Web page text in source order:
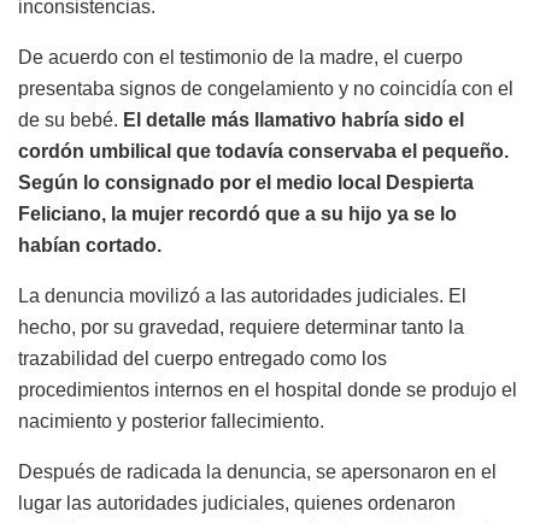
inconsistencias.
De acuerdo con el testimonio de la madre, el cuerpo
presentaba signos de congelamiento y no coincidía con el
de su bebé. El detalle más llamativo habría sido el
cordón umbilical que todavía conservaba el pequeño.
Según lo consignado por el medio local Despierta
Feliciano, la mujer recordó que a su hijo ya se lo
habían cortado.
La denuncia movilizó a las autoridades judiciales. El
hecho, por su gravedad, requiere determinar tanto la
trazabilidad del cuerpo entregado como los
procedimientos internos en el hospital donde se produjo el
nacimiento y posterior fallecimiento.
Después de radicada la denuncia, se apersonaron en el
lugar las autoridades judiciales, quienes ordenaron